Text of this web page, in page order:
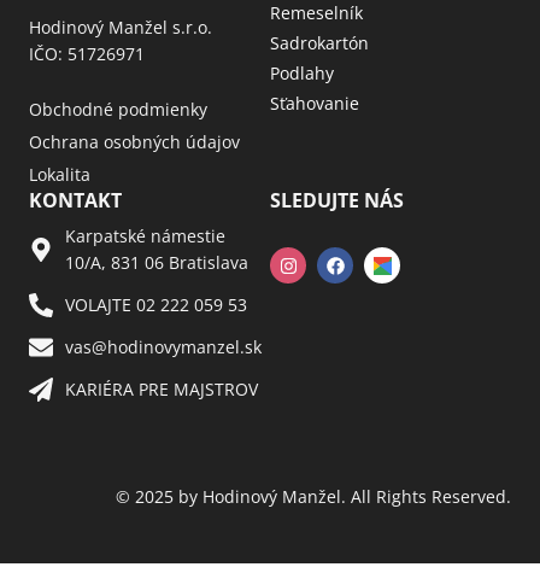
Hodinový Manžel s.r.o.
IČO: 51726971
Obchodné podmienky
Ochrana osobných údajov
Lokalita
Remeselník
Sadrokartón
Podlahy
Sťahovanie
KONTAKT
Karpatské námestie
10/A, 831 06 Bratislava
VOLAJTE 02 222 059 53​
vas@hodinovymanzel.sk​
KARIÉRA PRE MAJSTROV​
SLEDUJTE NÁS
© 2025 by Hodinový Manžel. All Rights Reserved.